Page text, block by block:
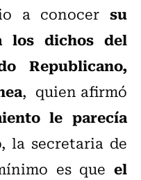
a conocersu
los dichos del
Republicano,
, quien afirmó
le parecía
la secretaria de
es que el